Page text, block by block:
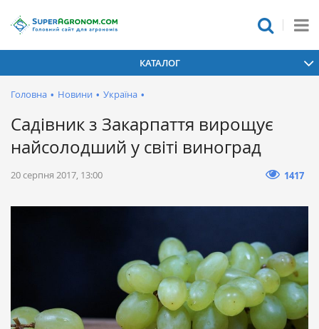
КАТАЛОГ
Головна • Новини • Україна •
Садівник з Закарпаття вирощує
найсолодший у світі виноград
20 серпня 2017, 13:00 1417